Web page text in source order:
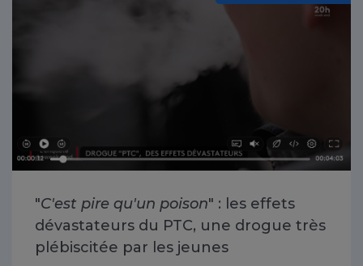
"C'est pire qu'un poison" : les effets
dévastateurs du PTC, une drogue très
plébiscitée par les jeunes